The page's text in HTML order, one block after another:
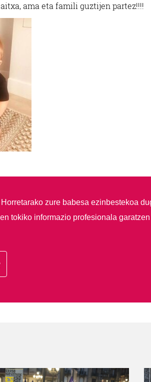
ama eta famili guztijen partez!!!!
Horretarako zure babesa ezinbestekoa
tokiko informazio profesionala garatzen